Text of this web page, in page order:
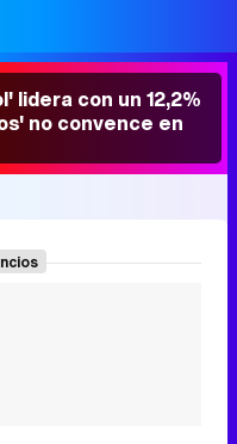
lidera con un 12,2%
no convence en